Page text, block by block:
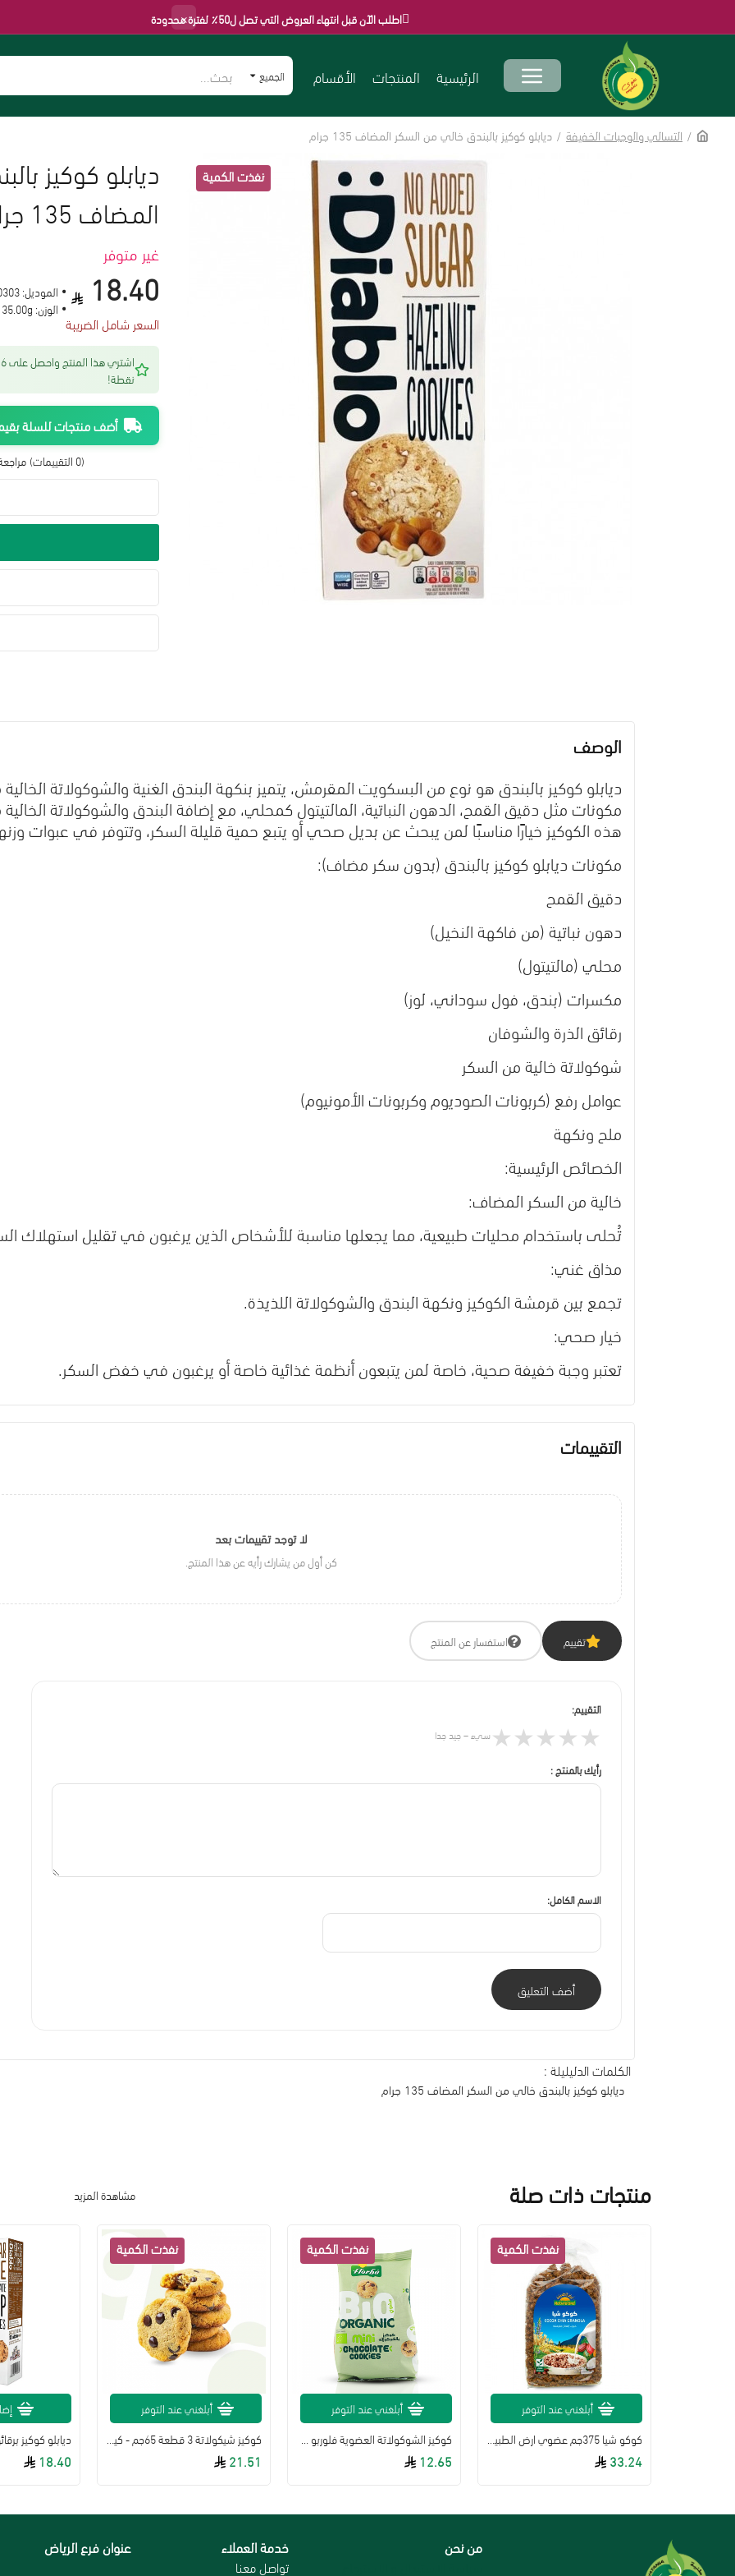
اطلب الآن قبل انتهاء العروض التي تصل ل50٪ لفترة محدودة ×
الرئيسية المنتجات الأقسام الجميع
التسالي والوجبات الخفيفة ديابلو كوكيز بالبندق خالي من السكر المـضاف 135 جرام
غير متوفر
ديابلو كوكيز
المـضاف 135 جرام
(0 التقييمات)
18.40
السعر شامل الضريبة
الموديل:
الوزن:
اشتري هذا
نقطة!
أضف منتجات للسلة بقيمة 300 ريال واحصل على
الوصف
ديابلو كوكيز بالبندق هو نوع من البسكويت المقرمش، يتميز بنكهة البندق الغنية والشوكولاتة
مكونات مثل دقيق القمح، الدهون النباتية، المالتيتول كمحلي، مع إضافة البندق والشوكولاتة
هذه الكوكيز خيارًا مناسبًا لمن يبحث عن بديل صحي أو يتبع حمية قليلة السكر، وتتوفر في عبوات وزنها 135
مكونات ديابلو كوكيز بالبندق (بدون سكر مضاف):
دقيق القمح
دهون نباتية (من فاكهة النخيل)
محلي (مالتيتول)
مكسرات (بندق، فول سوداني، لوز)
رقائق الذرة والشوفان
شوكولاتة خالية من السكر
عوامل رفع (كربونات الصوديوم وكربونات الأمونيوم)
ملح ونكهة
الخصائص الرئيسية:
خالية من السكر المضاف:
تُحلى باستخدام محليات طبيعية، مما يجعلها مناسبة للأشخاص الذين يرغبون في تقليل استهلاك
مذاق غني:
تجمع بين قرمشة الكوكيز ونكهة البندق والشوكولاتة اللذيذة.
خيار صحي:
تعتبر وجبة خفيفة صحية، خاصة لمن يتبعون أنظمة غذائية خاصة أو يرغبون في خفض السكر.
التقييمات
لا توجد تقييمات بعد
كن أول من يشارك رأيه عن هذا المنتج.
تقييم استفسار عن المنتج
التقييم:
★★★★★ سيء – جيد جدا
رأيك بالمنتج :
الاسم الكامل:
أضف التعليق
الكلمات الدليليلة :
ديابلو كوكيز بالبندق خالي من السكر المـضاف 135 جرام
منتجات ذات صلة مشاهدة المزيد
33.24
أبلغني عند التوفر
12.65
أبلغني عند التوفر
21.51
أبلغني عند التوفر
18.40
من نحن خدمة العملاء
تواصل معنا
عنوان فرع الرياض